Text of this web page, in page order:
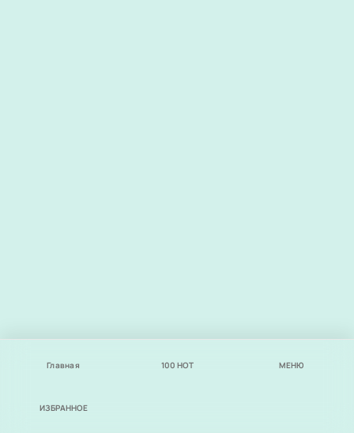
Главная 100 НОТ МЕНЮ
ИЗБРАННОЕ